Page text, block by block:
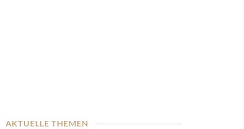
AKTUELLE THEMEN